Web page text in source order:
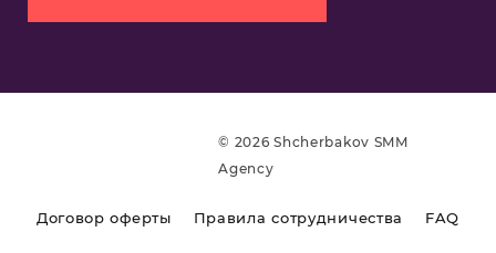
© 2026 Shcherbakov SMM
Agency
Договор оферты Правила сотрудничества FAQ